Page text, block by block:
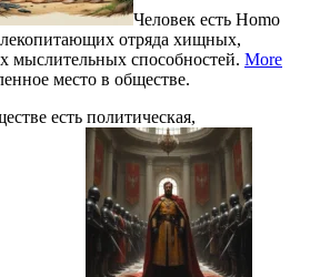
Человек есть Homo
отряда хищных,
мыслительных способностей. More
место в обществе.
есть политическая,